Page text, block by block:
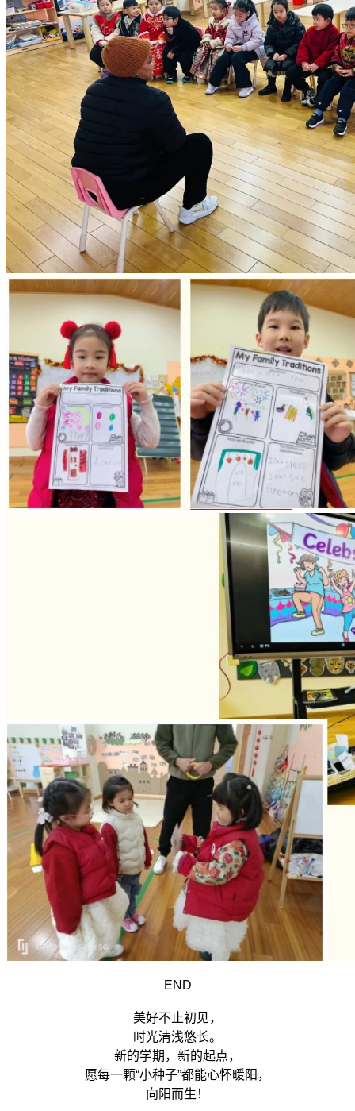
END
美好不止初见，
时光清浅悠长。
新的学期，新的起点，
愿每一颗“小种子”都能心怀暖阳，
向阳而生！